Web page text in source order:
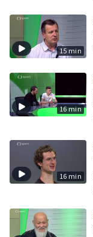
15 min
16 min
16 min